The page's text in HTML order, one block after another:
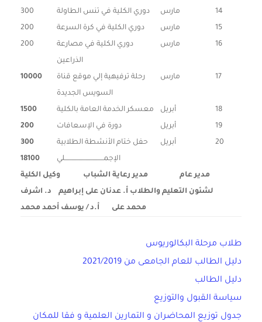
14 مارس دوري الكلية في تنس الطاولة
300
15
مارس دوري الكلية في كرة السرعة
200
16
مارس
دوري الكلية في مصارعة
الذراعين
200
17 مارس
رحلة ترفيهية إلي موقع قناة
السويس الجديدة
10000
18 أبريل معسكر الخدمة العامة بالكلية
1500
19
أبريل دورة في الإسعافات
200
20
أبريل حفل ختام الأنشطة الطلابية
300
الإجمـــــــــــــــــــــــــــــــــلي
18100
مدير عام مدير رعاية الشباب وكيل الكلية
لشئون التعليم والطلاب أ. عدنان على إبراهيم د. اشرف
محمد على أ.د / يوسف أحمد محمد
طلاب مرحلة البكالوريوس
دليل الطالب للعام الجامعى من 2021/2019
دليل الطالب
سياسة القبول والتوزيع
جدول توزيع المحاضران و التمارين العلمية و فقا للمكان